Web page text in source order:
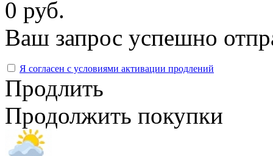
0 руб.
Ваш запрос успешно
Я согласен с условиями активации продлений
Продлить
Продолжить покупки